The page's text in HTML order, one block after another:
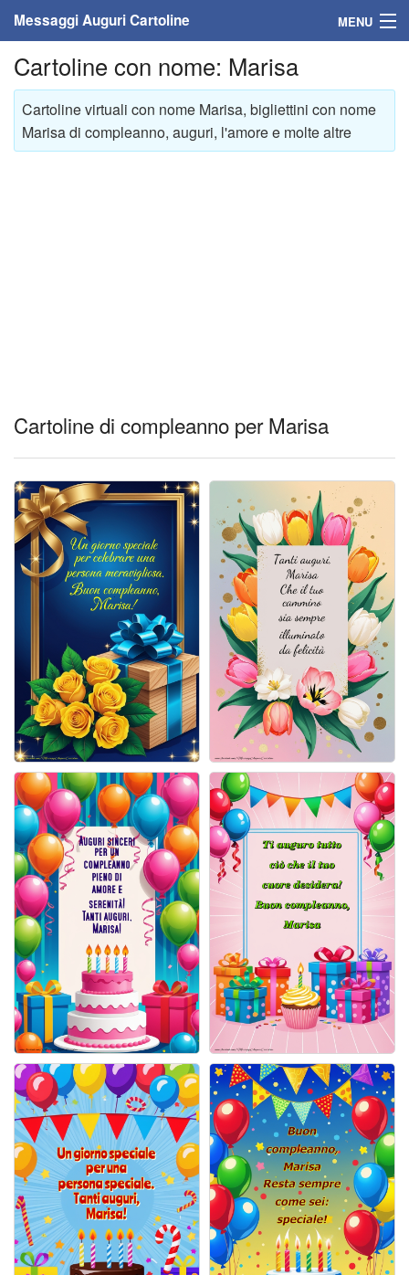
Messaggi Auguri Cartoline MENU
Home
Messaggi
Cartoline
Cartoline giorni settimana
Cartoline musicali
Cartoline animate
Accedi
Cartoline con nome: Marisa
Cartoline virtuali con nome Marisa, bigliettini con nome
Marisa di compleanno, auguri, l'amore e molte altre
Cartoline di compleanno per Marisa